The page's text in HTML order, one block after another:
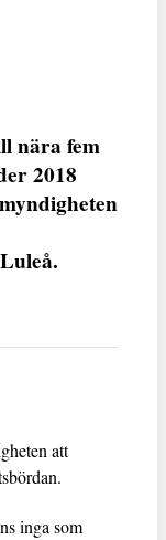
nära fem
2018
att
inga som